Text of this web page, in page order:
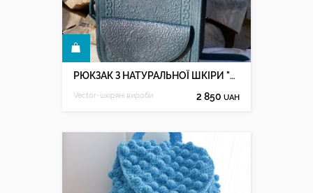
РЮКЗАК З НАТУРАЛЬНОЇ ШКІРИ "ТАЛІСМАН"т.зелений
Vector-шкіряні вироби 2 850 UAH